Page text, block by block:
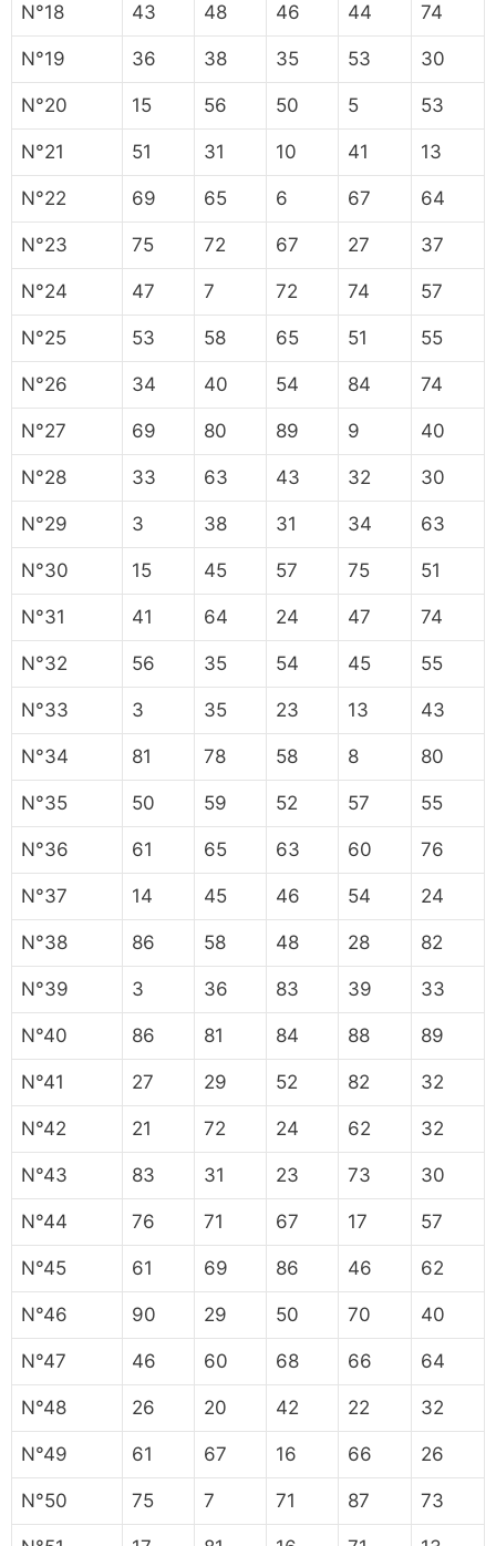
N°18 43 48 46 44 74
N°19 36 38 35 53 30
N°20 15 56 50 5 53
N°21 51 31 10 41 13
N°22 69 65 6 67 64
N°23 75 72 67 27 37
N°24 47 7 72 74 57
N°25 53 58 65 51 55
N°26 34 40 54 84 74
N°27 69 80 89 9 40
N°28 33 63 43 32 30
N°29 3 38 31 34 63
N°30 15 45 57 75 51
N°31 41 64 24 47 74
N°32 56 35 54 45 55
N°33 3 35 23 13 43
N°34 81 78 58 8 80
N°35 50 59 52 57 55
N°36 61 65 63 60 76
N°37 14 45 46 54 24
N°38 86 58 48 28 82
N°39 3 36 83 39 33
N°40 86 81 84 88 89
N°41 27 29 52 82 32
N°42 21 72 24 62 32
N°43 83 31 23 73 30
N°44 76 71 67 17 57
N°45 61 69 86 46 62
N°46 90 29 50 70 40
N°47 46 60 68 66 64
N°48 26 20 42 22 32
N°49 61 67 16 66 26
N°50 75 7 71 87 73